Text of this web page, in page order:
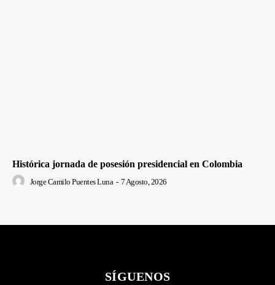
Histórica jornada de posesión presidencial en Colombia
Jorge Camilo Puentes Luna - 7 Agosto, 2026
SÍGUENOS